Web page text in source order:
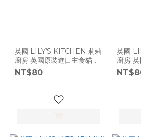
英國 LILY’S KITCHEN 莉莉
廚房 英國原裝進口主食貓餐
盒 - 經典火雞鴨肉派 (貓)
85g [F2585]
NT$80
英國
廚房 英
盒 - 皇
[F2585]